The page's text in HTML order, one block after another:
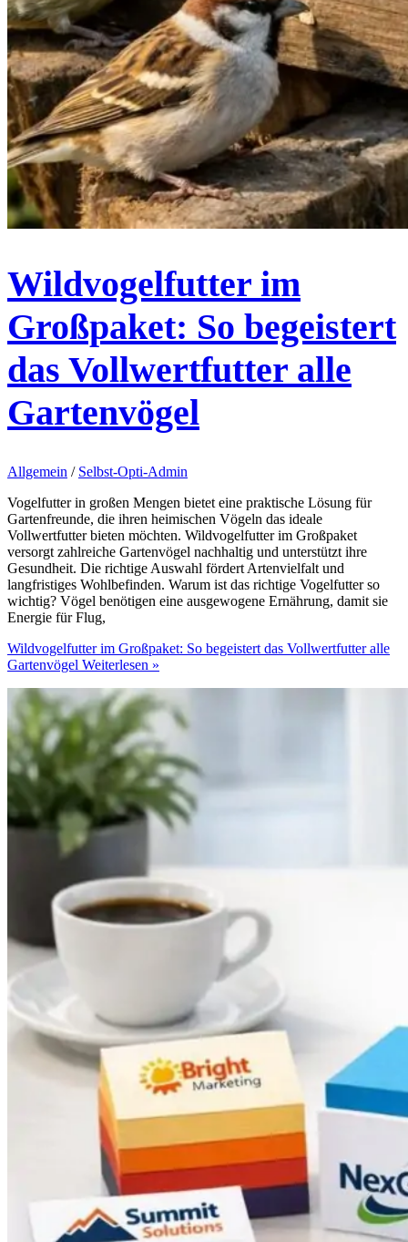
Wildvogelfutter im
Großpaket: So begeistert
das Vollwertfutter alle
Gartenvögel
Allgemein / Selbst-Opti-Admin
Vogelfutter in großen Mengen bietet eine praktische Lösung für
Gartenfreunde, die ihren heimischen Vögeln das ideale
Vollwertfutter bieten möchten. Wildvogelfutter im Großpaket
versorgt zahlreiche Gartenvögel nachhaltig und unterstützt ihre
Gesundheit. Die richtige Auswahl fördert Artenvielfalt und
langfristiges Wohlbefinden. Warum ist das richtige Vogelfutter so
wichtig? Vögel benötigen eine ausgewogene Ernährung, damit sie
Energie für Flug,
Wildvogelfutter im Großpaket: So begeistert das Vollwertfutter alle
Gartenvögel Weiterlesen »